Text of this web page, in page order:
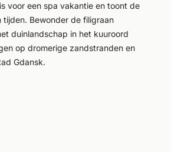
voor een spa vakantie en toont de
Bewonder de filigraan
duinlandschap in het kuuroord
op dromerige zandstranden en
Gdansk.